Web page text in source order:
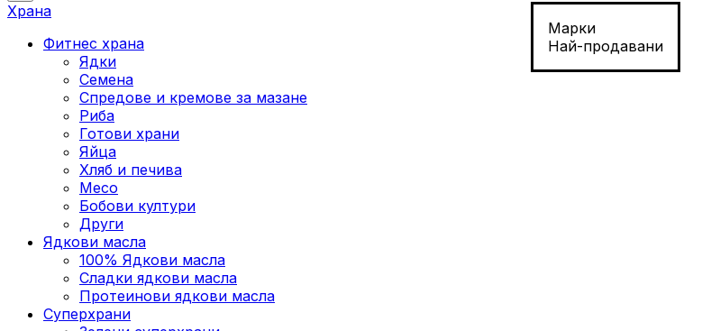
Марки
Най-продавани
Храна
Фитнес храна
Ядки
Семена
Спредове и кремове за мазане
Риба
Готови храни
Яйца
Хляб и печива
Месо
Бобови култури
Други
Ядкови масла
100% Ядкови масла
Сладки ядкови масла
Протеинови ядкови масла
Суперхрани